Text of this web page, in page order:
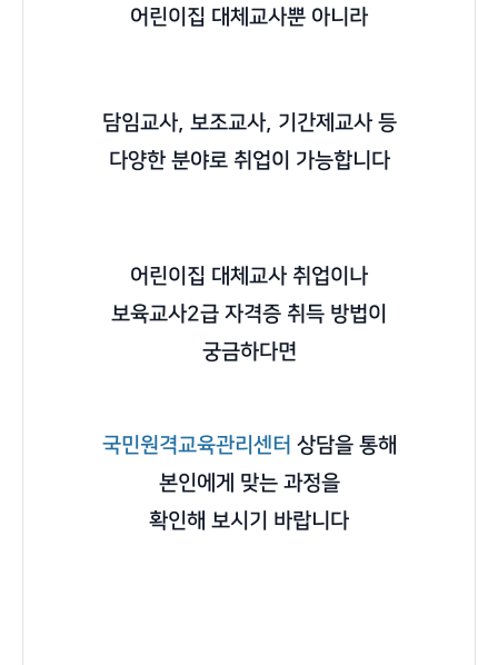
어린이집 대체교사뿐 아니라
담임교사, 보조교사, 기간제교사 등
다양한 분야로 취업이 가능합니다
어린이집 대체교사 취업이나
보육교사2급 자격증 취득 방법이
궁금하다면
국민원격교육관리센터 상담을 통해
본인에게 맞는 과정을
확인해 보시기 바랍니다